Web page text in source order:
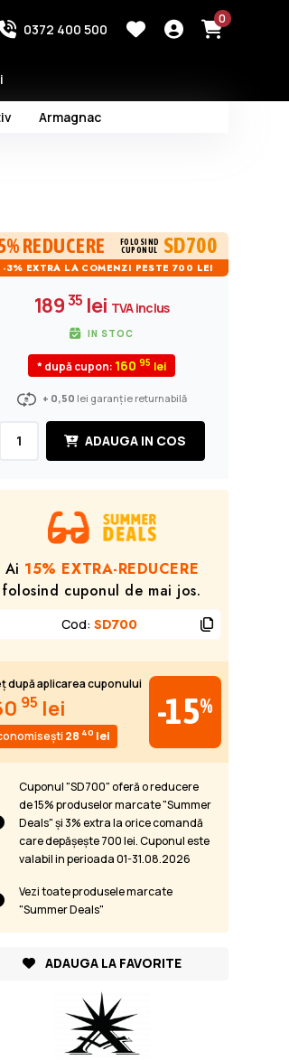
0372 400 500
0
Armagnac
REDUCERE
FOLOSIND
CUPONUL
SD700
-3% EXTRA LA COMENZI PESTE 700 LEI
18935 lei TVA inclus
IN STOC
* după cupon: 16095
+ 0,50 lei garanție returnabilă
ADAUGA IN COS
Ai 15% EXTRA-REDUCERE
folosind cuponul de mai jos.
Cod: SD700
după aplicarea cuponului
95 lei
28 40 lei
-15%
Cuponul "SD700" oferă o reducere
de 15% produselor marcate "Summer
Deals" și 3% extra la orice comandă
care depășește 700 lei. Cuponul este
valabil in perioada 01-31.08.2026
Vezi toate produsele marcate
"Summer Deals"
ADAUGA LA FAVORITE